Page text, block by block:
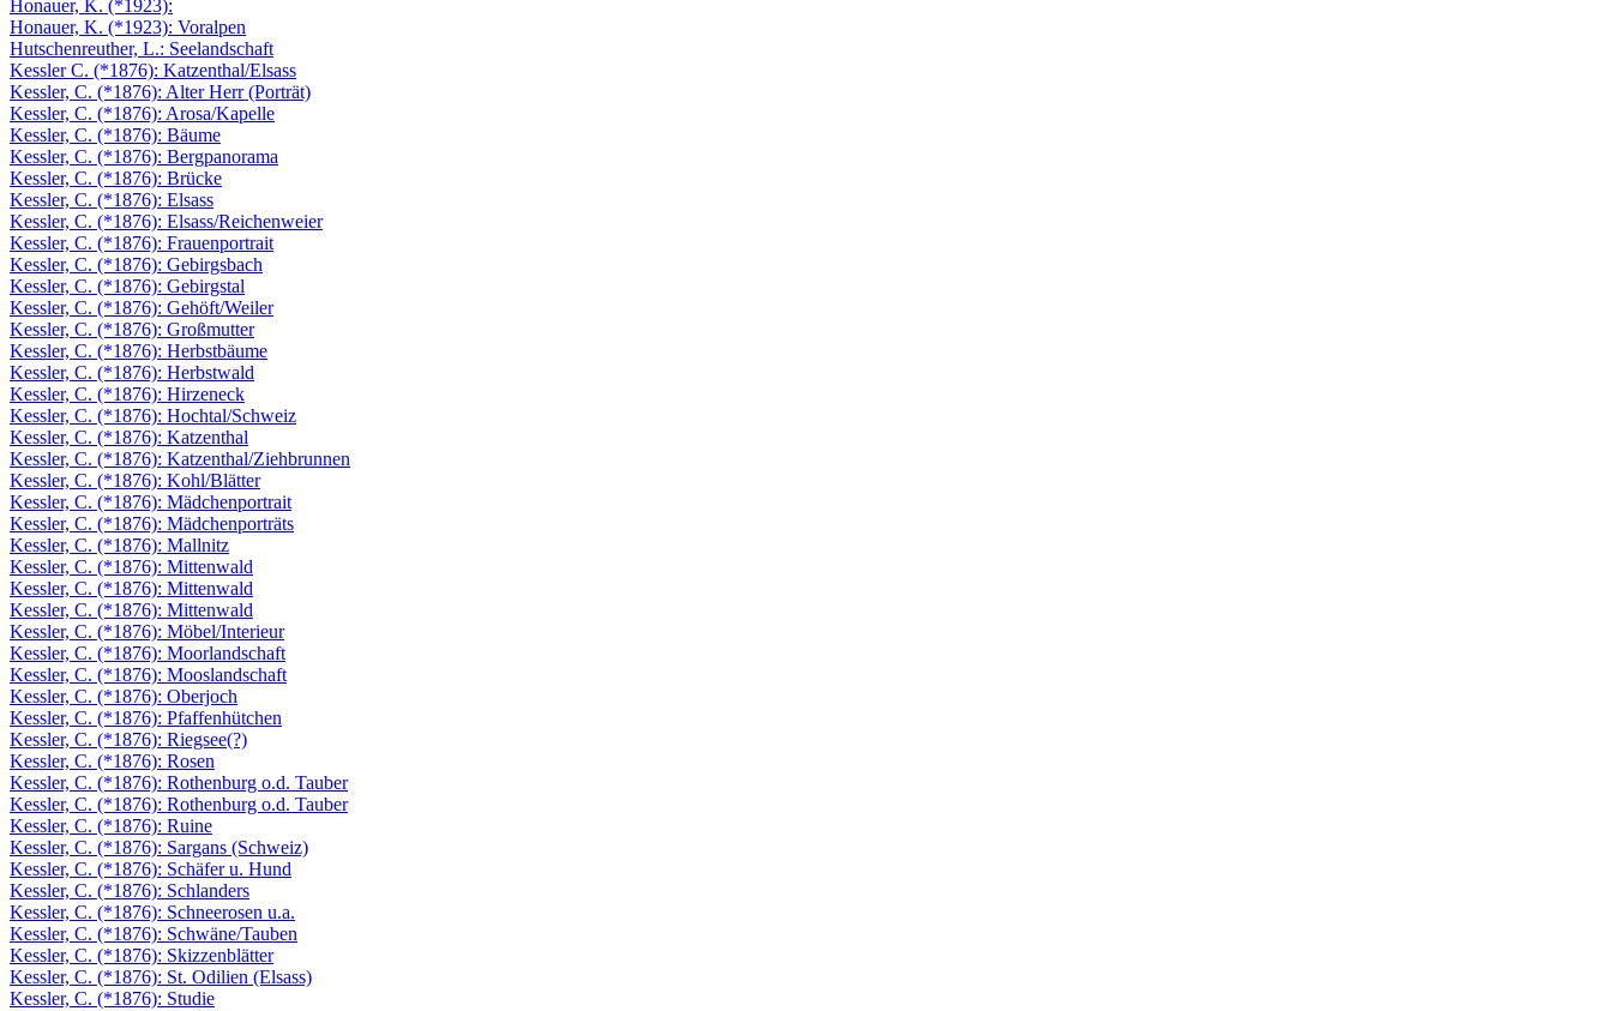
Honauer, K. (*1923):
Honauer, K. (*1923): Voralpen
Hutschenreuther, L.: Seelandschaft
Kessler C. (*1876): Katzenthal/Elsass
Kessler, C. (*1876): Alter Herr (Porträt)
Kessler, C. (*1876): Arosa/Kapelle
Kessler, C. (*1876): Bäume
Kessler, C. (*1876): Bergpanorama
Kessler, C. (*1876): Brücke
Kessler, C. (*1876): Elsass
Kessler, C. (*1876): Elsass/Reichenweier
Kessler, C. (*1876): Frauenportrait
Kessler, C. (*1876): Gebirgsbach
Kessler, C. (*1876): Gebirgstal
Kessler, C. (*1876): Gehöft/Weiler
Kessler, C. (*1876): Großmutter
Kessler, C. (*1876): Herbstbäume
Kessler, C. (*1876): Herbstwald
Kessler, C. (*1876): Hirzeneck
Kessler, C. (*1876): Hochtal/Schweiz
Kessler, C. (*1876): Katzenthal
Kessler, C. (*1876): Katzenthal/Ziehbrunnen
Kessler, C. (*1876): Kohl/Blätter
Kessler, C. (*1876): Mädchenportrait
Kessler, C. (*1876): Mädchenporträts
Kessler, C. (*1876): Mallnitz
Kessler, C. (*1876): Mittenwald
Kessler, C. (*1876): Mittenwald
Kessler, C. (*1876): Mittenwald
Kessler, C. (*1876): Möbel/Interieur
Kessler, C. (*1876): Moorlandschaft
Kessler, C. (*1876): Mooslandschaft
Kessler, C. (*1876): Oberjoch
Kessler, C. (*1876): Pfaffenhütchen
Kessler, C. (*1876): Riegsee(?)
Kessler, C. (*1876): Rosen
Kessler, C. (*1876): Rothenburg o.d. Tauber
Kessler, C. (*1876): Rothenburg o.d. Tauber
Kessler, C. (*1876): Ruine
Kessler, C. (*1876): Sargans (Schweiz)
Kessler, C. (*1876): Schäfer u. Hund
Kessler, C. (*1876): Schlanders
Kessler, C. (*1876): Schneerosen u.a.
Kessler, C. (*1876): Schwäne/Tauben
Kessler, C. (*1876): Skizzenblätter
Kessler, C. (*1876): St. Odilien (Elsass)
Kessler, C. (*1876): Studie